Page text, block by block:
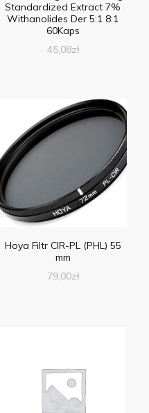
Standardized Extract 7%
Withanolides Der 5:1 8:1
60Kaps
45,08zł
Hoya Filtr CIR-PL (PHL) 55
mm
79,00zł